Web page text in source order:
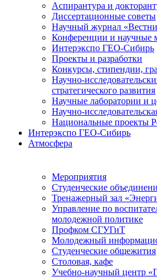
Аспирантура и
Диссертационные советы
Научный журнал
Конференции и научные
Интерэкспо ГЕО-Сибирь
Проекты и разработки
Конкурсы, стипендии,
Научно-
стратегического развития
Научные лаборатории и
Научно-
Национальные проекты
Интерэкспо ГЕО-Сибирь
Атмосфера
Мероприятия
Студенческие
Тренажерный зал
Управление по
молодежной политике
Профком СГУГиТ
Молодежный
Студенческие общежития
Столовая, кафе
Учебно-научный центр